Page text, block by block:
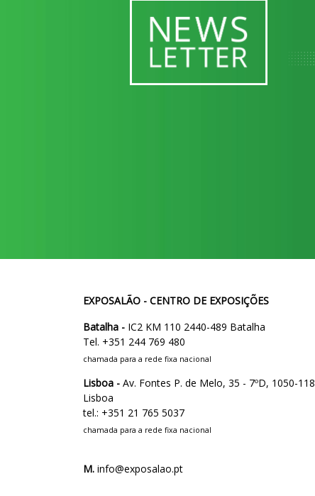
EXPOSALÃO - CENTRO DE EXPOSIÇÕES
Batalha - IC2 KM 110 2440-489 Batalha
Tel. +351 244 769 480
chamada para a rede fixa nacional
Lisboa - Av. Fontes P. de Melo, 35 - 7ºD, 1050-118
Lisboa
tel.: +351 21 765 5037
chamada para a rede fixa nacional
M. info@exposalao.pt